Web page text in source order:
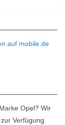
auf mobile.de
Opel? Wir
Verfügung.